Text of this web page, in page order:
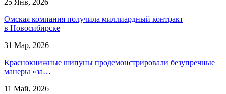
Омская компания получила миллиардный контракт
в Новосибирске
31 Мар, 2026
Краснокнижные шипуны продемонстрировали безупречные
манеры «за…
11 Май, 2026